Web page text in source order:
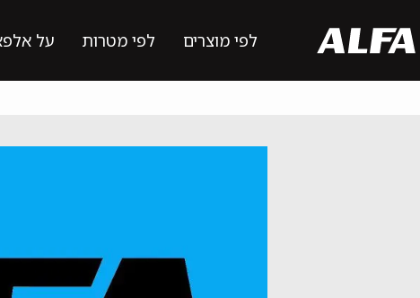
לפי מוצרים לפי מטרות על